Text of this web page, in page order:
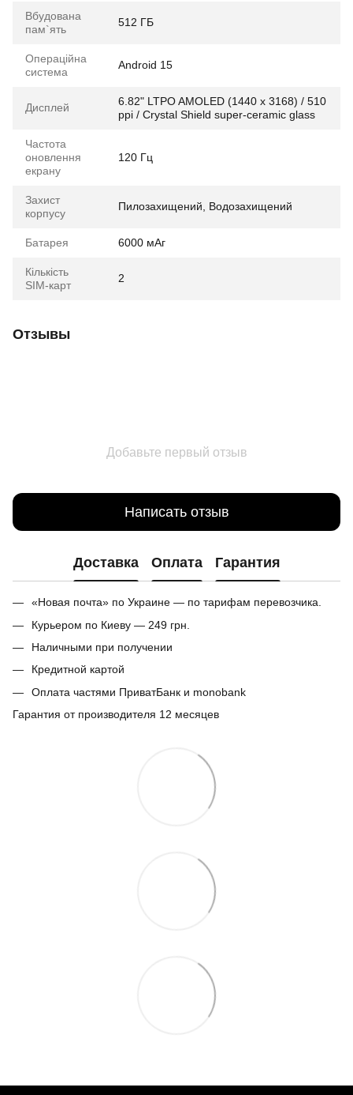
Вбудована
пам`ять
512 ГБ
Операційна
система
Android 15
Дисплей
6.82" LTPO AMOLED (1440 x 3168) / 510
ppi / Crystal Shield super-ceramic glass
Частота
оновлення
екрану
120 Гц
Захист
корпусу
Пилозахищений, Водозахищений
Батарея 6000 мАг
Кількість
SIM-карт
2
Отзывы
Добавьте первый отзыв
Написать отзыв
Доставка Оплата Гарантия
«Новая почта» по Украине — по тарифам перевозчика.
Курьером по Киеву — 249 грн.
Наличными при получении
Кредитной картой
Оплата частями ПриватБанк и monobank
Гарантия от производителя 12 месяцев